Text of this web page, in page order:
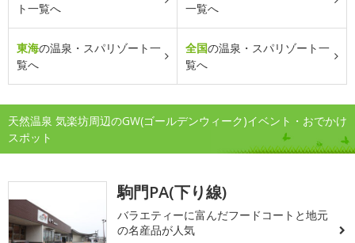
ト一覧へ
一覧へ
東海の温泉・スパリゾート一
覧へ
全国の温泉・スパリゾート一
覧へ
天然温泉 気楽坊周辺のGW(ゴールデンウィーク)イベント・おでかけ
スポット
駒門PA(下り線)
バラエティーに富んだフードコートと地元
の名産品が人気